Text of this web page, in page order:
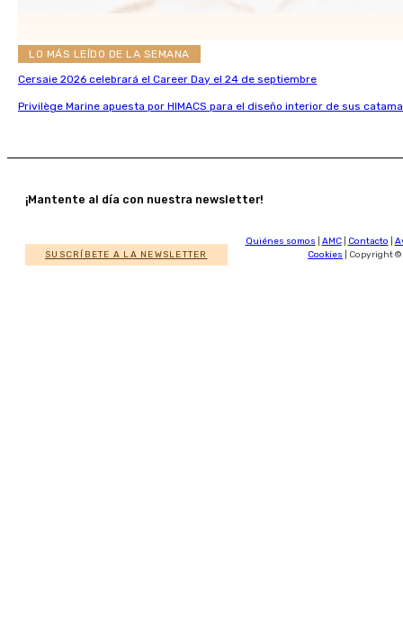
LO MÁS LEÍDO DE LA SEMANA
Cersaie 2026 celebrará el Career Day el 24 de septiembre
Privilège Marine apuesta por HIMACS para el diseño interior de sus
¡Mantente al día con nuestra newsletter!
SUSCRÍBETE A LA NEWSLETTER
Quiénes somos AMC| Contacto
Cookies | Copyright